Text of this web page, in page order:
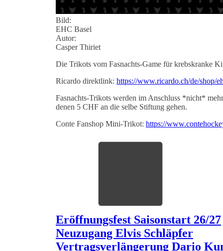
Bild:
EHC Basel
Autor:
Casper Thiriet
Die Trikots vom Fasnachts-Game für krebskranke
Ricardo direktlink: https://www.ricardo.ch/de/shop/
Fasnachts-Trikots werden im Anschluss *nicht*
denen 5 CHF an die selbe Stiftung gehen.
Conte Fanshop Mini-Trikot: https://
Eröffnungsfest Saisonstart 26/27
Neuzugang Elvis Schläpfer
Vertragsverlängerung Dario